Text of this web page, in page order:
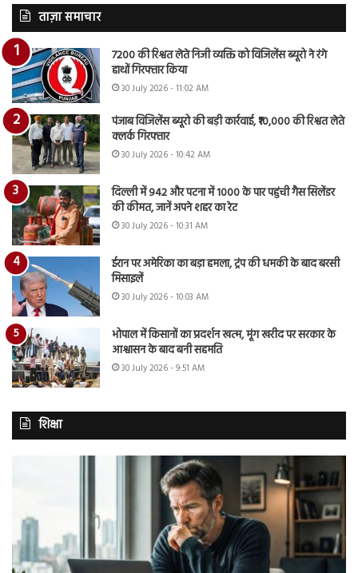
ताज़ा समाचार
7200 की रिश्वत लेते निजी व्यक्ति को विजिलेंस ब्यूरो ने रंगे
हाथों गिरफ्तार किया
30 July 2026 - 11:02 AM
पंजाब विजिलेंस ब्यूरो की बड़ी कार्रवाई, ₹10,000 की रिश्वत लेते
क्लर्क गिरफ्तार
30 July 2026 - 10:42 AM
दिल्ली में 942 और पटना में 1000 के पार पहुंची गैस सिलेंडर
की कीमत, जानें अपने शहर का रेट
30 July 2026 - 10:31 AM
ईरान पर अमेरिका का बड़ा हमला, ट्रंप की धमकी के बाद बरसी
मिसाइलें
30 July 2026 - 10:03 AM
भोपाल में किसानों का प्रदर्शन खत्म, मूंग खरीद पर सरकार के
आश्वासन के बाद बनी सहमति
30 July 2026 - 9:51 AM
शिक्षा